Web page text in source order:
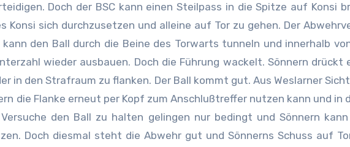
Doch der BSC kann einen Steilpass in die Spitze auf Konsi
Konsi sich durchzusetzen und alleine auf Tor zu gehen. Der
den Ball durch die Beine des Torwarts tunneln und innerhalb
wieder ausbauen. Doch die Führung wackelt. Sönnern drückt
in den Strafraum zu flanken. Der Ball kommt gut. Aus Weslarner
die Flanke erneut per Kopf zum Anschlußtreffer nutzen kann und in
den Ball zu halten gelingen nur bedingt und Sönnern
Doch diesmal steht die Abwehr gut und Sönnerns Schuss auf